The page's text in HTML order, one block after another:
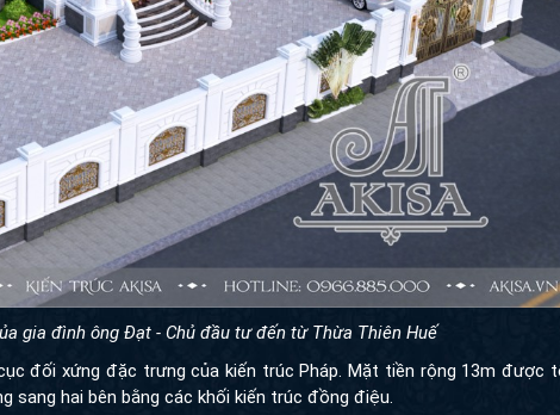
gia đình ông Đạt - Chủ đầu tư đến từ Thừa Thiên Huế
xứng đặc trưng của kiến trúc Pháp. Mặt tiền rộng 13m được tổ chức